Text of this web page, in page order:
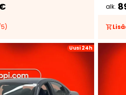
5)
alk.
Uusi 24h